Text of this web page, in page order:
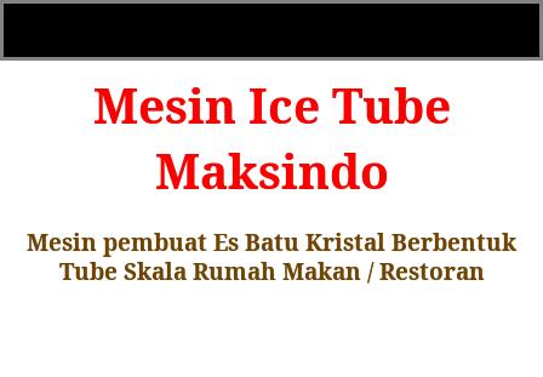
Mesin Ice Tube
Maksindo
Mesin pembuat Es Batu Kristal Berbentuk
Tube Skala Rumah Makan / Restoran